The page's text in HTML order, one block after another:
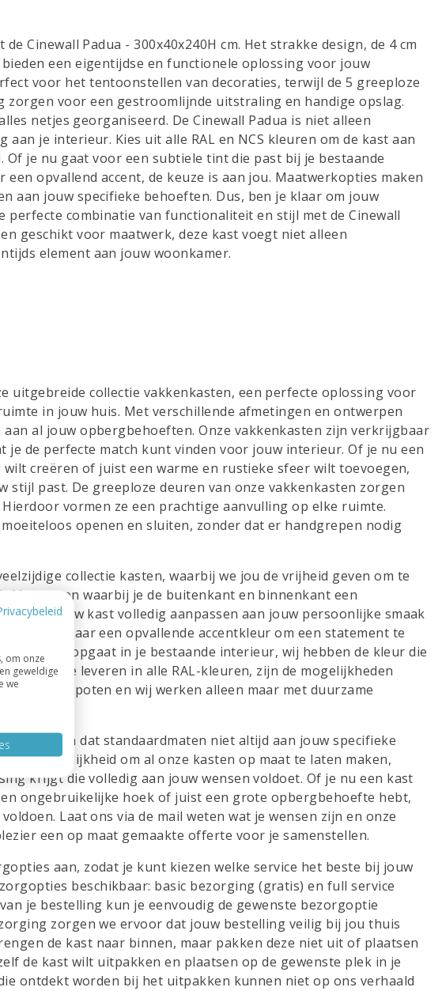
Cinewall Padua - 300x40x240H cm. Het strakke design, de 4 cm
een eigentijdse en functionele oplossing voor jouw
voor het tentoonstellen van decoraties, terwijl de 5 greeploze
voor een gestroomlijnde uitstraling en handige opslag.
netjes georganiseerd. De Cinewall Padua is niet alleen
je interieur. Kies uit alle RAL en NCS kleuren om de kast aan
je nu gaat voor een subtiele tint die past bij je bestaande
opvallend accent, de keuze is aan jou. Maatwerkopties maken
aan jouw specifieke behoeften. Dus, ben je klaar om jouw
perfecte combinatie van functionaliteit en stijl met de Cinewall
geschikt voor maatwerk, deze kast voegt niet alleen
element aan jouw woonkamer.
uitgebreide collectie vakkenkasten, een perfecte oplossing voor
in jouw huis. Met verschillende afmetingen en ontwerpen
al jouw opbergbehoeften. Onze vakkenkasten zijn verkrijgbaar
je de perfecte match kunt vinden voor jouw interieur. Of je nu een
creëren of juist een warme en rustieke sfeer wilt toevoegen,
stijl past. De greeploze deuren van onze vakkenkasten zorgen
vormen ze een prachtige aanvulling op elke ruimte.
openen en sluiten, zonder dat er handgrepen nodig
collectie kasten, waarbij we jou de vrijheid geven om te
kleuren
en waarbij je de buitenkant en binnenkant een
kun je jouw kast volledig aanpassen aan jouw persoonlijke smaak
bent naar een opvallende accentkleur om een statement te
volledig opgaat in je bestaande interieur, wij hebben de kleur die
kasten te leveren in alle RAL-kleuren, zijn de mogelijkheden
gespoten en wij werken alleen maar met duurzame
uniek is en dat standaardmaten niet altijd aan jouw specifieke
de mogelijkheid om al onze kasten op maat te laten maken,
krijgt die volledig aan jouw wensen voldoet. Of je nu een kast
ongebruikelijke hoek of juist een grote opbergbehoefte hebt,
Laat ons via de mail weten wat je wensen zijn en onze
een op maat gemaakte offerte voor je samenstellen.
aan, zodat je kunt kiezen welke service het beste bij jouw
beschikbaar: basic bezorging (gratis) en full service
je bestelling kun je eenvoudig de gewenste bezorgoptie
zorgen we ervoor dat jouw bestelling veilig bij jou thuis
de kast naar binnen, maar pakken deze niet uit of plaatsen
de kast wilt uitpakken en plaatsen op de gewenste plek in je
ontdekt worden bij het uitpakken kunnen niet op ons verhaald
om onze
geweldige
we